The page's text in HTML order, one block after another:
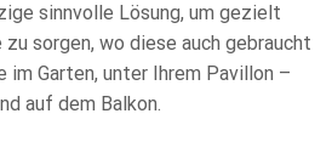
sinnvolle Lösung, um gezielt
sorgen, wo diese auch gebraucht
im Garten, unter Ihrem Pavillon –
auf dem Balkon.